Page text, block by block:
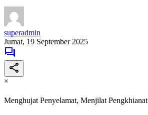
superadmin
Jumat, 19 September 2025
×
Menghujat Penyelamat, Menjilat Pengkhianat